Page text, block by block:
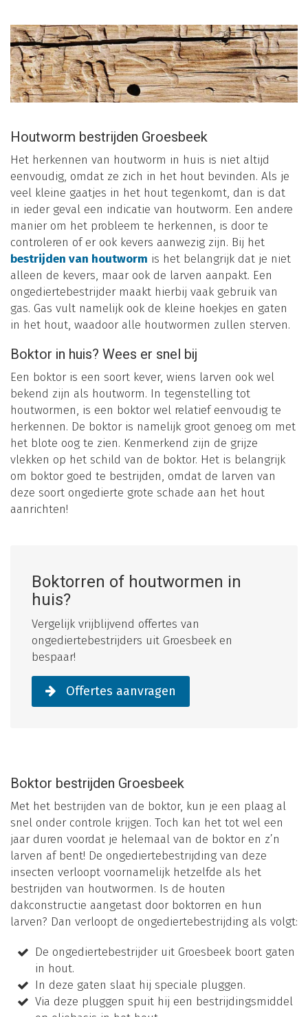
Houtworm bestrijden Groesbeek
Het herkennen van houtworm in huis is niet altijd
eenvoudig, omdat ze zich in het hout bevinden. Als je
veel kleine gaatjes in het hout tegenkomt, dan is dat
in ieder geval een indicatie van houtworm. Een andere
manier om het probleem te herkennen, is door te
controleren of er ook kevers aanwezig zijn. Bij het
bestrijden van houtworm is het belangrijk dat je niet
alleen de kevers, maar ook de larven aanpakt. Een
ongediertebestrijder maakt hierbij vaak gebruik van
gas. Gas vult namelijk ook de kleine hoekjes en gaten
in het hout, waadoor alle houtwormen zullen sterven.
Boktor in huis? Wees er snel bij
Een boktor is een soort kever, wiens larven ook wel
bekend zijn als houtworm. In tegenstelling tot
houtwormen, is een boktor wel relatief eenvoudig te
herkennen. De boktor is namelijk groot genoeg om met
het blote oog te zien. Kenmerkend zijn de grijze
vlekken op het schild van de boktor. Het is belangrijk
om boktor goed te bestrijden, omdat de larven van
deze soort ongedierte grote schade aan het hout
aanrichten!
Boktorren of houtwormen in
huis?
Vergelijk vrijblijvend offertes van
ongediertebestrijders uit Groesbeek en
bespaar!
Offertes aanvragen
Boktor bestrijden Groesbeek
Met het bestrijden van de boktor, kun je een plaag al
snel onder controle krijgen. Toch kan het tot wel een
jaar duren voordat je helemaal van de boktor en z’n
larven af bent! De ongediertebestrijding van deze
insecten verloopt voornamelijk hetzelfde als het
bestrijden van houtwormen. Is de houten
dakconstructie aangetast door boktorren en hun
larven? Dan verloopt de ongediertebestrijding als volgt:
De ongediertebestrijder uit Groesbeek boort gaten
in hout.
In deze gaten slaat hij speciale pluggen.
Via deze pluggen spuit hij een bestrijdingsmiddel